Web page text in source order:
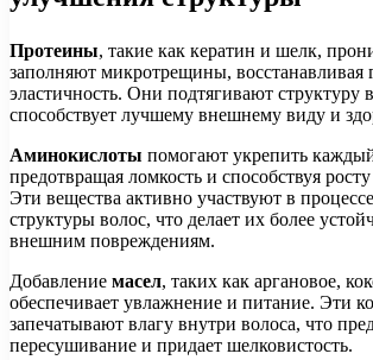
Протеины, такие как кератин и шелк,
заполняют микротрещины, восстанавливая
эластичность. Они подтягивают структуру
способствует лучшему внешнему виду и
Аминокислоты помогают укрепить
предотвращая ломкость и способствуя
Эти вещества активно участвуют в
структуры волос, что делает их более
внешним повреждениям.
Добавление масел, таких как аргановое,
обеспечивает увлажнение и питание. Эти
запечатывают влагу внутри волоса, что
пересушивание и придает шелковистость.